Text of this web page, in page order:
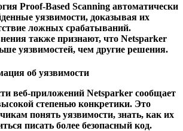
Proof-Based Scanning автоматически
уязвимости, доказывая их
ложных срабатываний.
также признают, что Netsparker
уязвимостей, чем другие решения.
об уязвимости
веб-приложений Netsparker сообщает
степенью конкретики. Это
понять уязвимости, знать, как их
писать более безопасный код.